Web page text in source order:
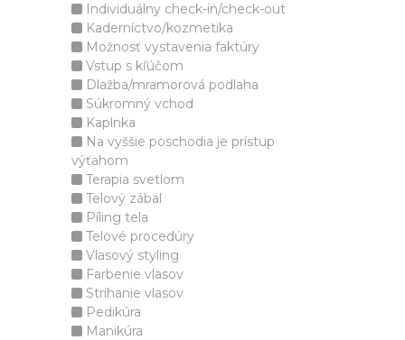
Individuálny check-in/check-out
Kaderníctvo/kozmetika
Možnosť vystavenia faktúry
Vstup s kľúčom
Dlažba/mramorová podlaha
Súkromný vchod
Kaplnka
Na vyššie poschodia je prístup
výťahom
Terapia svetlom
Telový zábal
Píling tela
Telové procedúry
Vlasový styling
Farbenie vlasov
Strihanie vlasov
Pedikúra
Manikúra